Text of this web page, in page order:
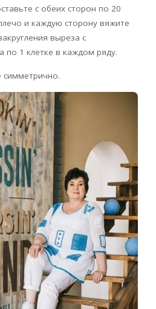
с обеих сторон по 20
и каждую сторону вяжите
выреза с
по 1 клетке в каждом ряду.
симметрично.